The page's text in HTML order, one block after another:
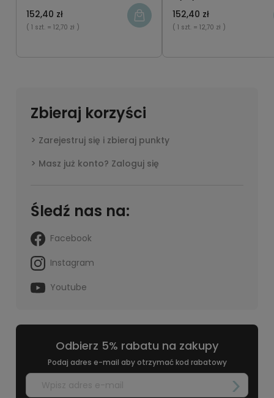
152,40 zł
( 1 szt. = 12,70 zł )
Gazowana Szkło x12
152,40 zł
( 1 szt. = 12,70 zł )
Zbieraj korzyści
Zarejestruj się i zbieraj punkty
Masz już konto? Zaloguj się
Śledź nas na:
Facebook
Instagram
Youtube
Odbierz 5% rabatu na zakupy
Podaj adres e-mail aby otrzymać kod rabatowy